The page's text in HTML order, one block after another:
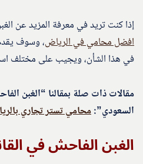
إذا كنت تريد في معرفة المزيد عن
افضل محامي في الرياض، وسوف يقدم
في هذا الشأن، ويجيب على مختلف
مقالات ذات صلة بمقالنا “الغبن
السعودي”:محامي تستر تجاري
الغبن الفاحش في